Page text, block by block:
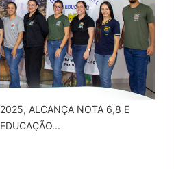
ALCANÇA NOTA 6,8 E